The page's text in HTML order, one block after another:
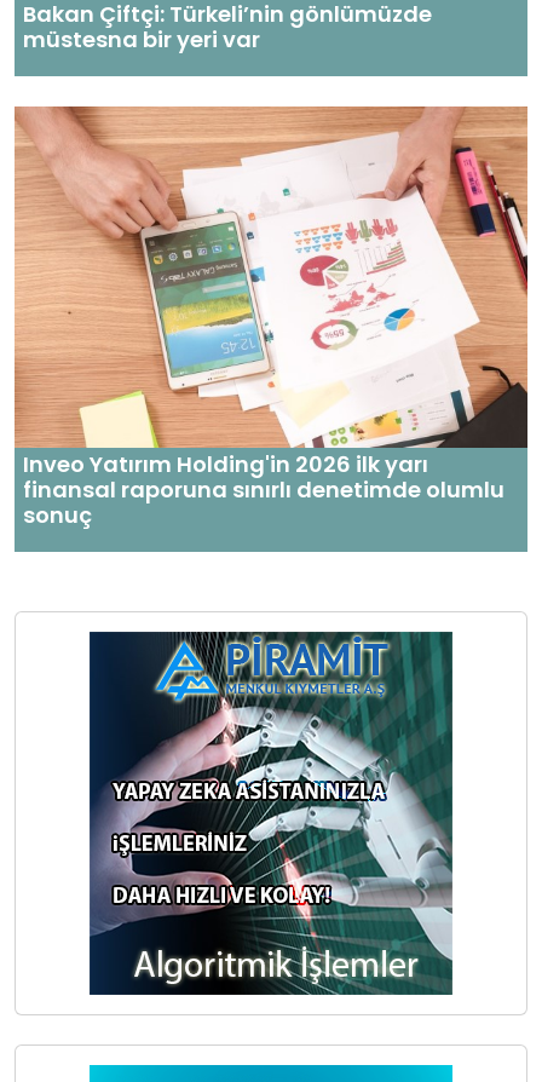
Bakan Çiftçi: Türkeli’nin gönlümüzde
müstesna bir yeri var
Inveo Yatırım Holding'in 2026 ilk yarı
finansal raporuna sınırlı denetimde olumlu
sonuç